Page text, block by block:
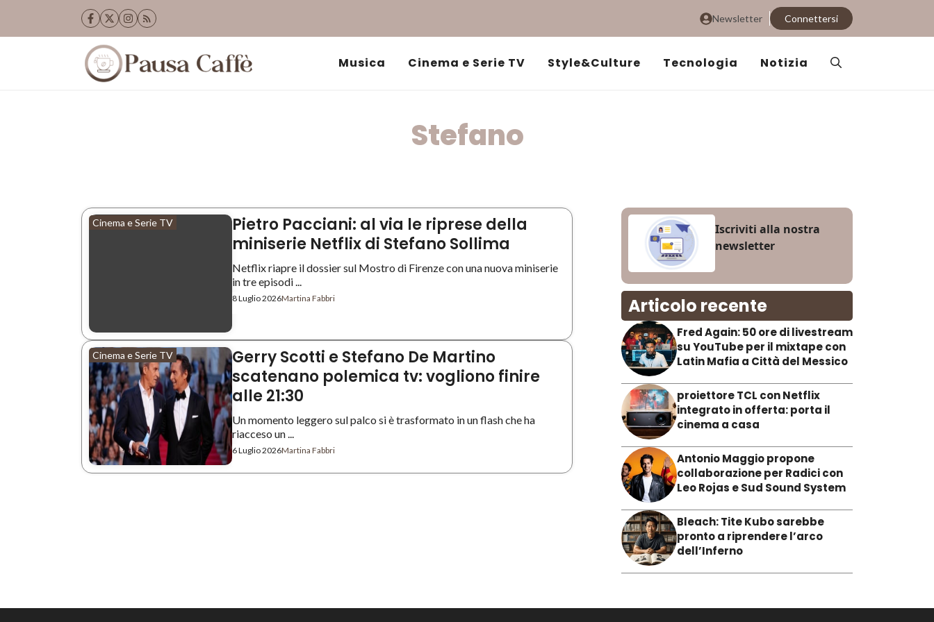
Newsletter Connettersi
Musica Cinema e Serie TV Style&Culture Tecnologia Notizia
Stefano
Cinema e Serie TV
Pietro Pacciani: al via le riprese della
miniserie Netflix di Stefano Sollima
Netflix riapre il dossier sul Mostro di Firenze con una nuova miniserie
in tre episodi ...
8 Luglio 2026Martina Fabbri
Cinema e Serie TV
Gerry Scotti e Stefano De Martino
scatenano polemica tv: vogliono finire
alle 21:30
Un momento leggero sul palco si è trasformato in un flash che ha
riacceso un ...
6 Luglio 2026Martina Fabbri
Iscriviti alla nostra
newsletter
Articolo recente
Fred Again: 50 ore di livestream
su YouTube per il mixtape con
Latin Mafia a Città del Messico
proiettore TCL con Netflix
integrato in offerta: porta il
cinema a casa
Antonio Maggio propone
collaborazione per Radici con
Leo Rojas e Sud Sound System
Bleach: Tite Kubo sarebbe
pronto a riprendere l’arco
dell’Inferno